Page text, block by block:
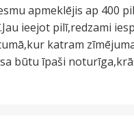
apmeklējis ap 400
ieejot pilī,redzami
katram
būtu īpaši